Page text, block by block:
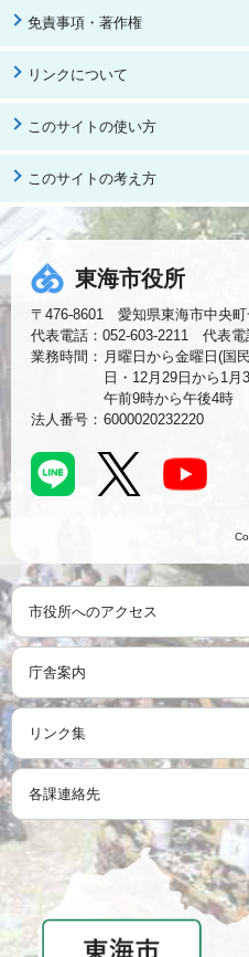
免責事項・著作権
リンクについて
このサイトの使い方
このサイトの考え方
東海市役所
〒476-8601 愛知県東海市中央町
代表電話：052-603-2211 代表電
業務時間： 月曜日から金曜日(国
日・12月29日から1月
午前9時から午後4時
法人番号： 6000020232220
市役所へのアクセス
庁舎案内
リンク集
各課連絡先